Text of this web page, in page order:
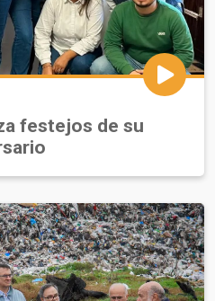
festejos de su